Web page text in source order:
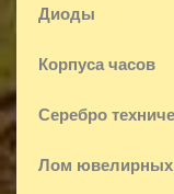
Диоды
Корпуса часов
Серебро
Лом ювелирных